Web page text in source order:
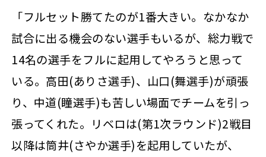
「フルセット勝てたのが1番大きい。なかなか
試合に出る機会のない選手もいるが、総力戦で
14名の選手をフルに起用してやろうと思って
いる。高田(ありさ選手)、山口(舞選手)が頑張
り、中道(瞳選手)も苦しい場面でチームを引っ
張ってくれた。リベロは(第1次ラウンド)2戦目
以降は筒井(さやか選手)を起用していたが、